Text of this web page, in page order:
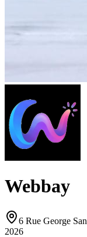
Webbay
6 Rue George
2026